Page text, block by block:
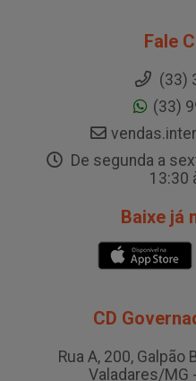
Fale
(33)
(33)
De segunda a
13:30
Baixe já
CD
Rua A, 200, Galpão
Valadares/MG